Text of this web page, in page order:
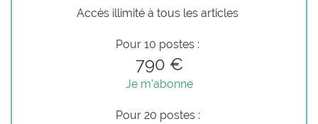
Accès illimité à tous les articles
Pour 10 postes :
790 €
Je m'abonne
Pour 20 postes :